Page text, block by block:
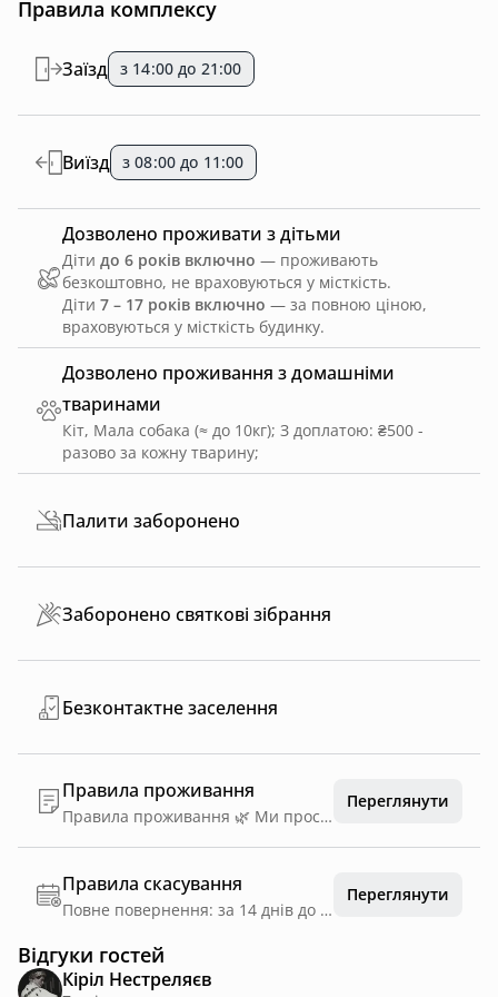
Правила комплексу
Дозволено проживання з домашніми
тваринами
Кіт, Мала собака (≈ до 10кг); З доплатою: ₴500 -
разово за кожну тварину;
Заїзд з 14:00 до 21:00
Виїзд з 08:00 до 11:00
Дозволено проживати з дітьми
Діти до 6 років включно — проживають
безкоштовно, не враховуються у місткість.
Діти 7 – 17 років включно — за повною ціною,
враховуються у місткість будинку.
Палити заборонено
Заборонено святкові зібрання
Безконтактне заселення
Правила проживання
Правила проживання 🌿 Ми просимо дбайливо ставитись до будинку та території, щоб Alpakio залишалося затишним для всіх гостей. 🦙 Альпаки — дуже чутливі тварини, тому годувати їх можна лише з дозволу власників та спеціальними смаколиками. 🚭 Куріння в будинку заборонене (дозволено лише у відведених місцях на вулиці). 🐾 Домашні улюбленці — за попереднім погодженням. 🔕 Тиша після 22:00 — ми цінуємо спокій природи та сусідів. 🔥 Вогонь та мангал — лише у спеціально обладнаних зонах. 🚫 Вечірки та гучні заходи не дозволені — це простір для спокійного відпочинку. 🙏 Просимо залишати будинок у охайному стані після проживання.
Переглянути
Правила скасування
Повне повернення: за 14 днів до дати заїзду
Переглянути
Відгуки гостей
Кіріл Нестреляєв